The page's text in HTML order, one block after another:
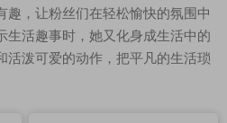
趣，让粉丝们在轻松愉快的氛围中
生活趣事时，她又化身成生活中的
活泼可爱的动作，把平凡的生活琐